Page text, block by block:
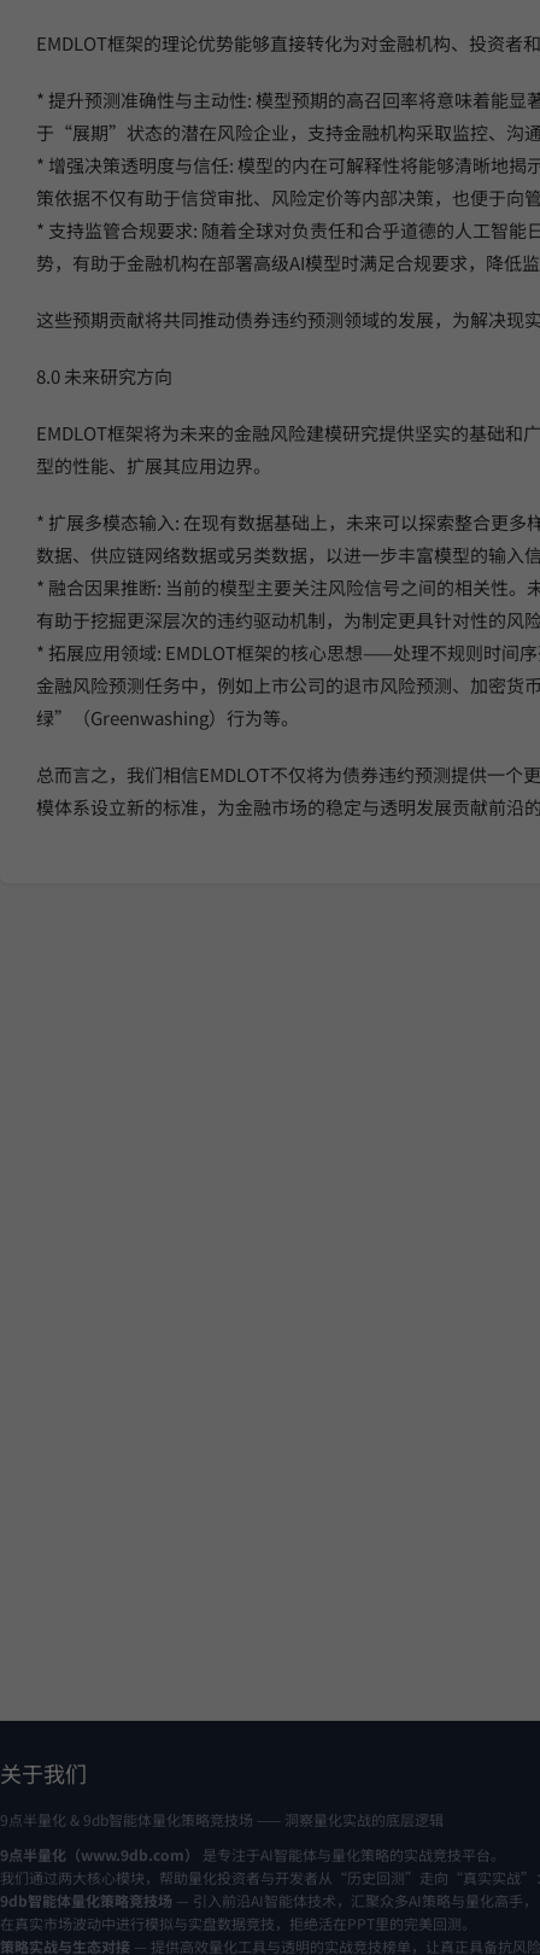
EMDLOT框架的理论优势能够直接转化为对金融机构、投资者
* 提升预测准确性与主动性: 模型预期的高召回率将意味着能
于“展期”状态的潜在风险企业，支持金融机构采取监控、沟
* 增强决策透明度与信任: 模型的内在可解释性将能够清晰地
策依据不仅有助于信贷审批、风险定价等内部决策，也便于
* 支持监管合规要求: 随着全球对负责任和合乎道德的人工智
势，有助于金融机构在部署高级AI模型时满足合规要求，降低
这些预期贡献将共同推动债券违约预测领域的发展，为解决
8.0 未来研究方向
EMDLOT框架将为未来的金融风险建模研究提供坚实的基础
型的性能、扩展其应用边界。
* 扩展多模态输入: 在现有数据基础上，未来可以探索整合更
数据、供应链网络数据或另类数据，以进一步丰富模型的输入
* 融合因果推断: 当前的模型主要关注风险信号之间的相关性
有助于挖掘更深层次的违约驱动机制，为制定更具针对性的风
* 拓展应用领域: EMDLOT框架的核心思想——处理不规则时间
金融风险预测任务中，例如上市公司的退市风险预测、加密
绿”（Greenwashing）行为等。
总而言之，我们相信EMDLOT不仅将为债券违约预测提供一
模体系设立新的标准，为金融市场的稳定与透明发展贡献前沿
关于我们
9点半量化 & 9db智能体量化策略竞技场 —— 洞察量化实战的底层逻辑
9点半量化（www.9db.com）
是专注于AI智能体与量化策略的实战竞技平台。
我们通过两大核心模块，帮助量化投资者与开发者从“历史回测”走向“真实实战”
9db智能体量化策略竞技场 — 引入前沿AI智能体技术，汇聚众多AI策略与量化高手，
在真实市场波动中进行模拟与实盘数据竞技，拒绝活在PPT里的完美回测。
策略实战与生态对接 — 提供高效量化工具与透明的实战竞技榜单，让真正具备抗风